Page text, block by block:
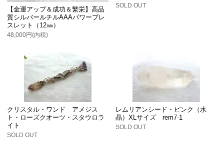
【金運アップ＆成功＆繁栄】高品
質シルバールチルAAAパワーブレ
スレット（12㎜）
48,000円(内税)
SOLD OUT
クリスタル・ワンド アメジス
ト・ローズクオーツ・スタウロラ
イト
SOLD OUT
レムリアンシード・ピンク（水
晶）XLサイズ rem7-1
SOLD OUT